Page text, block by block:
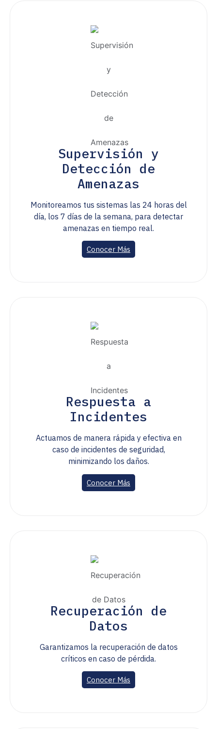
Supervisión y
Detección de
Amenazas
Monitoreamos tus sistemas las 24 horas del
día, los 7 días de la semana, para detectar
amenazas en tiempo real.
Conocer Más
Respuesta a
Incidentes
Actuamos de manera rápida y efectiva en
caso de incidentes de seguridad,
minimizando los daños.
Conocer Más
Recuperación de
Datos
Garantizamos la recuperación de datos
críticos en caso de pérdida.
Conocer Más